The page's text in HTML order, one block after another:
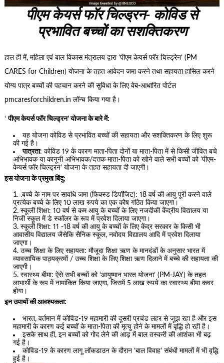
पीएम केयर्स फॉर चिल्ड्रन- कोविड से
प्रभावित बच्चों का सशक्तिकरण
हाल ही में, महिला एवं बाल विकास मंत्रालय द्वारा ‘पीएम केयर्स फॉर चिल्ड्रेन’ (PM
CARES for Children) योजना के तहत आवेदन जमा करने तथा सहायता हासिल करने
योग्य पात्र बच्चों की पहचान करने की सुविधा के लिए वेब-आधारित पोर्टल
pmcaresforchildren.in लॉन्च किया गया है।
‘पीएम केयर्स फॉर चिल्ड्रन’ योजना के बारे में:
यह योजना कोविड से प्रभावित बच्चों की सहायता और सशक्तिकरण के लिए शुरू
की गई है।
पात्रता: कोविड 19 के कारण माता-पिता दोनों या माता-पिता में से किसी जीवित बचे
अभिभावक या कानूनी अभिभावक/दत्तक माता-पिता को खोने वाले सभी बच्चों को ‘पीएम-
केयर्स फॉर चिल्ड्रन’ योजना के तहत सहायता दी जाएगी।
इस योजना के प्रमुख बिंदु:
.बच्चे के नाम पर सावधि जमा (फिक्स्ड डिपॉजिट): 18 वर्ष की आयु पूरी करने वाले
प्रत्येक बच्चे के लिए 10 लाख रुपये का एक कोष गठित किया जाएगा।
स्कूली शिक्षा: 10 वर्ष से कम आयु के बच्चों के लिए नजदीकी केंद्रीय विद्यालय या
निजी स्कूल में डे स्कॉलर के रूप में प्रवेश दिलाया जाएगा।
स्कूली शिक्षा: 11 -18 वर्ष की आयु के बच्चों के लिए केंद्र सरकार के किसी भी
आवासीय विद्यालय जैसेकि सैनिक स्कूल, नवोदय विद्यालय आदि में प्रवेश दिलाया
जाएगा।
उच्च शिक्षा के लिए सहायता: मौजूदा शिक्षा ऋण के मानदंडों के अनुसार भारत में
व्यावसायिक पाठ्यक्रमों / उच्च शिक्षा के लिए शिक्षा ऋण दिलाने में बच्चे की सहायता की
जाएगी।
स्वास्थ्य बीमा: ऐसे सभी बच्चों को ‘आयुष्मान भारत योजना’ (PM-JAY) के तहत
लाभार्थी के रूप में नामांकित किया जाएगा, जिसमें 5 लाख रुपये का स्वास्थ्य बीमा कवर
होगा।
इन उपायों की आवश्यकता:
भारत, वर्तमान में कोविड-19 महामारी की दूसरी प्रचंड लहर से जूझ रहा है और इस
महामारी के कारण कई बच्चों के माता-पिता की मृत्यु होने के मामलों में वृद्धि हो रही है।
इसके साथ ही, इन बच्चों को गोद लेने की आड़ में बाल तस्करी की आशंका भी बढ़
गई है।
कोविड-19 के कारण लागू लॉकडाउन के दौरान ‘बाल विवाह’ संबंधी मामलों में भी वृद्धि
हुई है।